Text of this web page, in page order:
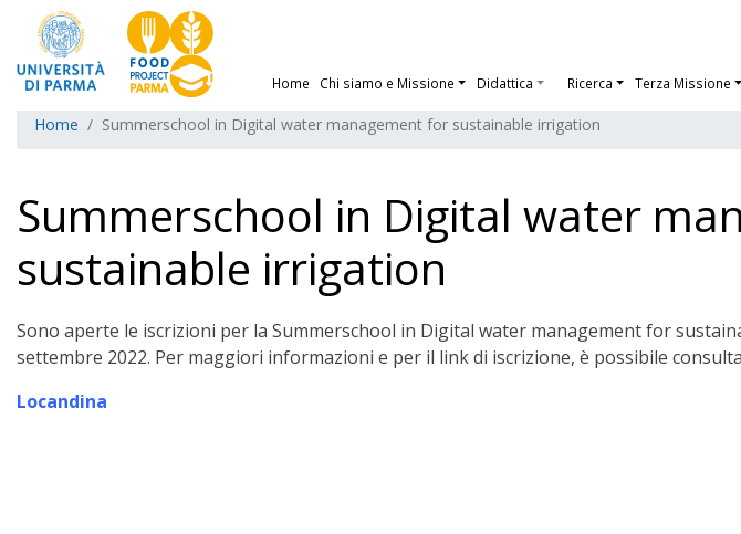
Home Chi siamo e Missione Didattica Ricerca Terza Missione
Home Summerschool in Digital water management for sustainable irrigation
Summerschool in Digital water
sustainable irrigation
Sono aperte le iscrizioni per la Summerschool in Digital water management for
settembre 2022. Per maggiori informazioni e per il link di iscrizione, è possibile
Locandina